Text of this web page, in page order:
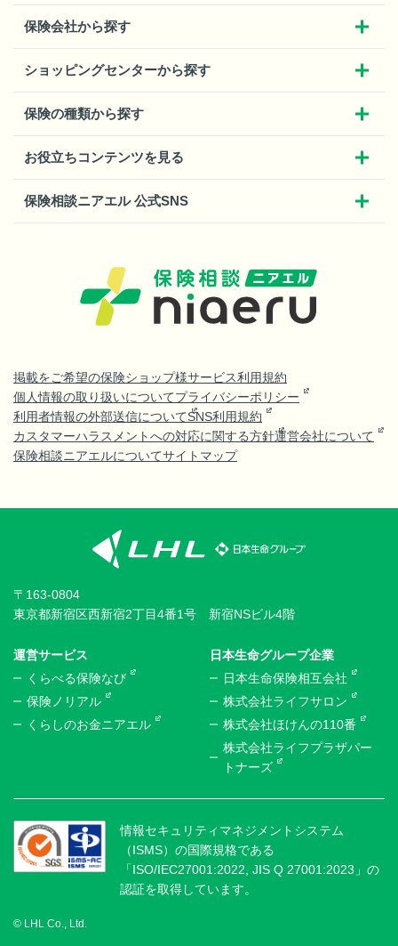
保険会社から探す
ショッピングセンターから探す
保険の種類から探す
お役立ちコンテンツを見る
保険相談ニアエル 公式SNS
掲載をご希望の保険ショップ様サービス利用規約
個人情報の取り扱いについてプライバシーポリシー
利用者情報の外部送信についてSNS利用規約
カスタマーハラスメントへの対応に関する方針運営会社について
保険相談ニアエルについてサイトマップ
〒163-0804
東京都新宿区西新宿2丁目4番1号 新宿NSビル4階
運営サービス
くらべる保険なび
保険ノリアル
くらしのお金ニアエル
日本生命グループ企業
日本生命保険相互会社
株式会社ライフサロン
株式会社ほけんの110番
株式会社ライフプラザパー
トナーズ
情報セキュリティマネジメントシステム
（ISMS）の国際規格である
「ISO/IEC27001:2022, JIS Q 27001:2023」の
認証を取得しています。
© LHL Co., Ltd.